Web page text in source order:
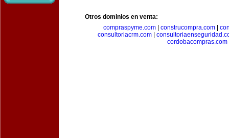
Otros dominios en venta:
compraspyme.com
construcompra.com
consultoriacrm.com|
cordobacompras.com